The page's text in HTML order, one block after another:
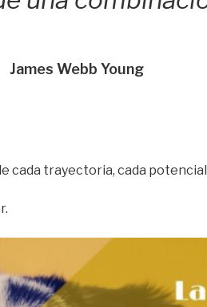
James Webb Young
cada trayectoria, cada